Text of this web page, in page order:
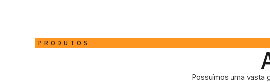
PRODUTOS
Possuímos uma vasta